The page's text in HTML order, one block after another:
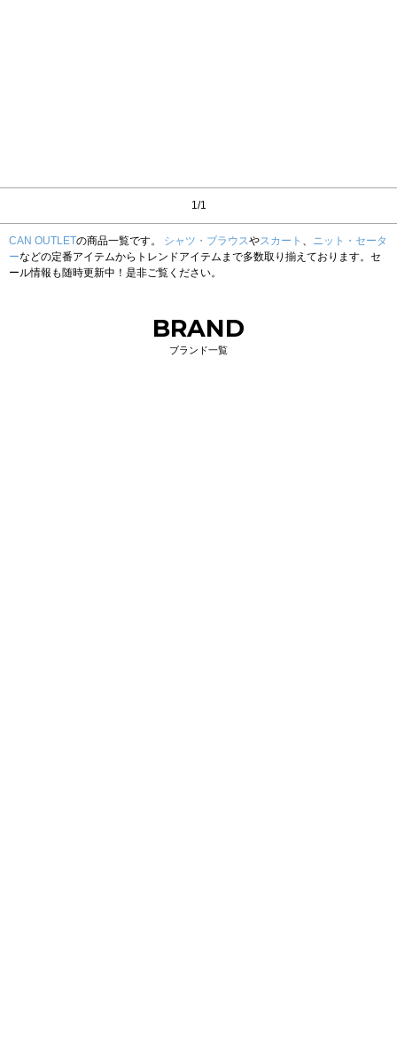
1/1
CAN OUTLETの商品一覧です。 シャツ・ブラウスやスカート 、 ニット・セータ
ーなどの定番アイテムからトレンドアイテムまで多数取り揃えております。セ
ール情報も随時更新中！是非ご覧ください。
BRAND
ブランド一覧